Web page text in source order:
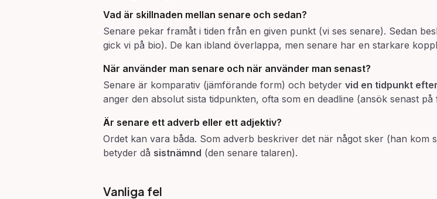
Vad är skillnaden mellan senare och sedan?
Senare pekar framåt i tiden från en given punkt (vi ses senare). Sedan
gick vi på bio). De kan ibland överlappa, men senare har en starkare
När använder man senare och när använder man senast?
Senare är komparativ (jämförande form) och betyder vid en tidpunkt
anger den absolut sista tidpunkten, ofta som en deadline (ansök senast på
Är senare ett adverb eller ett adjektiv?
Ordet kan vara båda. Som adverb beskriver det när något sker (han kom
betyder då sistnämnd (den senare talaren).
Vanliga fel